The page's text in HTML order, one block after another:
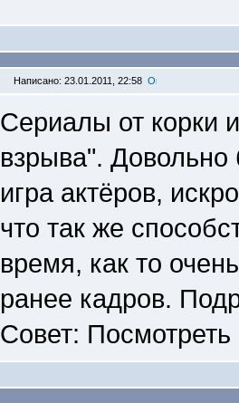
Написано: 23.01.2011, 22:58
Сериалы от корки
взрыва".
игра актёров,
что так же
время, как то
ранее кадров.
Совет: